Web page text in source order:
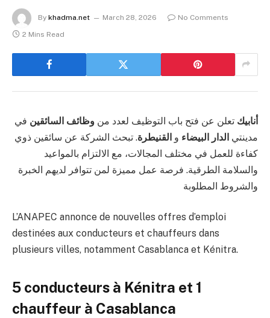
By khadma.net March 28, 2026
No Comments
2 Mins Read
أنابيك تعلن عن فتح باب التوظيف لعدد من وظائف السائقين في
مدينتي الدار البيضاء و القنيطرة. تبحث الشركة عن سائقين ذوي
كفاءة للعمل في مختلف المجالات، مع الالتزام بالمواعيد
والسلامة الطرقية. فرصة عمل مميزة لمن تتوافر لديهم الخبرة
والشروط المطلوبة
L’ANAPEC annonce de nouvelles offres d’emploi
destinées aux conducteurs et chauffeurs dans
plusieurs villes, notamment Casablanca et Kénitra.
5 conducteurs à Kénitra et 1
chauffeur à Casablanca